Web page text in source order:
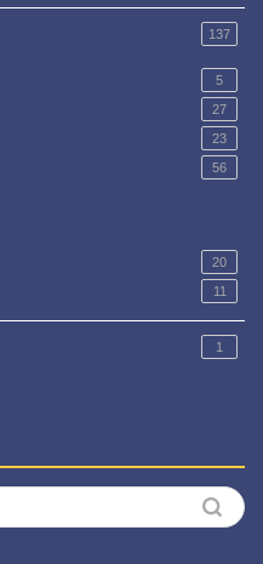
137
5
27
23
56
20
11
1